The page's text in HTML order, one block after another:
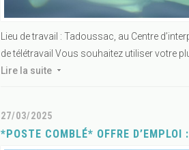
Lieu de travail : Tadoussac, au Centre
de télétravail Vous souhaitez utiliser votre
Lire la suite
27/03/2025
*POSTE COMBLÉ* OFFRE